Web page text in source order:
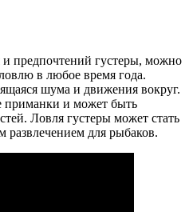
и предпочтений густеры, можно
в любое время года.
шума и движения вокруг.
приманки и может быть
Ловля густеры может стать
развлечением для рыбаков.